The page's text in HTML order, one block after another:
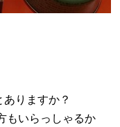
りますか？
もいらっしゃるか